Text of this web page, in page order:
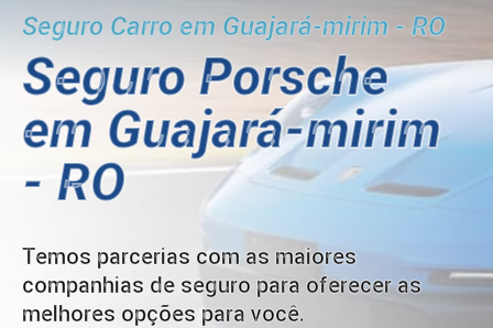
Seguro Carro em Guajará-mirim - RO
Seguro Porsche
em Guajará-mirim
- RO
Temos parcerias com as maiores
companhias de seguro para oferecer as
melhores opções para você.